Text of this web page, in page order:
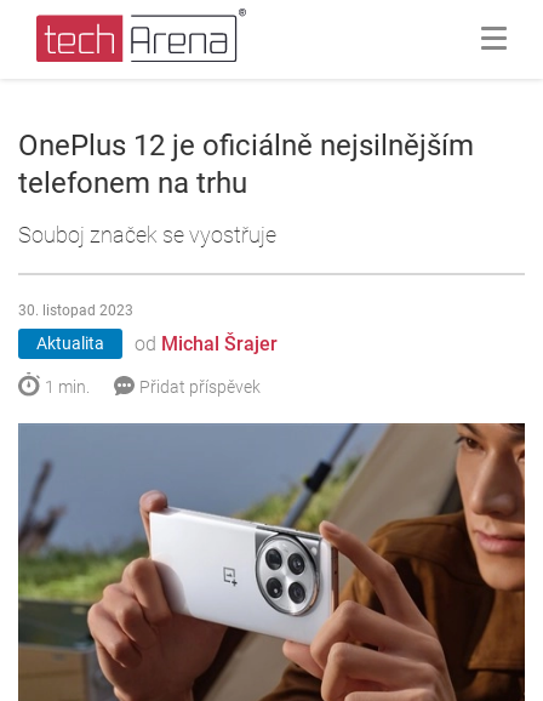
OnePlus 12 je oficiálně nejsilnějším
telefonem na trhu
Souboj značek se vyostřuje
Aktualita od Michal Šrajer
30. listopad 2023
1 min. Přidat příspěvek